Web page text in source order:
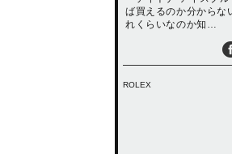
ば買えるのか分からな
れくらいなのか知…
ROLEX